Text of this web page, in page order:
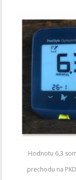
Hodnotu 6,3
prechodu na